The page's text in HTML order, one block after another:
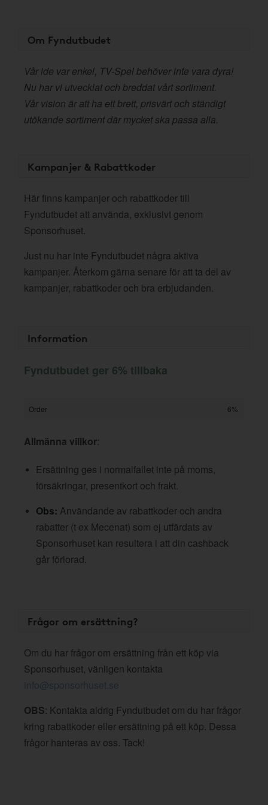
Om Fyndutbudet
Vår ide var enkel, TV-Spel behöver inte vara dyra!
Nu har vi utvecklat och breddat vårt sortiment.
Vår vision är att ha ett brett, prisvärt och ständigt
utökande sortiment där mycket ska passa alla.
Kampanjer & Rabattkoder
Här finns kampanjer och rabattkoder till
Fyndutbudet att använda, exklusivt genom
Sponsorhuset.
Just nu har inte Fyndutbudet några aktiva
kampanjer. Återkom gärna senare för att ta del av
kampanjer, rabattkoder och bra erbjudanden.
Information
Fyndutbudet ger 6% tillbaka
Order 6%
Allmänna villkor:
Ersättning ges i normalfallet inte på moms,
försäkringar, presentkort och frakt.
Obs: Användande av rabattkoder och andra
rabatter (t ex Mecenat) som ej utfärdats av
Sponsorhuset kan resultera i att din cashback
går förlorad.
Frågor om ersättning?
Om du har frågor om ersättning från ett köp via
Sponsorhuset, vänligen kontakta
info@sponsorhuset.se
OBS: Kontakta aldrig Fyndutbudet om du har frågor
kring rabattkoder eller ersättning på ett köp. Dessa
frågor hanteras av oss. Tack!